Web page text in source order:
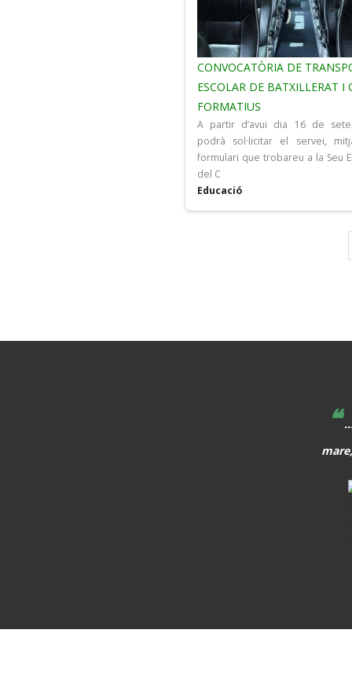
CONVOCATÒRIA DE
ESCOLAR DE BATXILLERAT I
FORMATIUS
A partir d’avui dia 16 de
podrà sol·licitar el servei,
formulari que trobareu a la Seu
del C
Educació
❝